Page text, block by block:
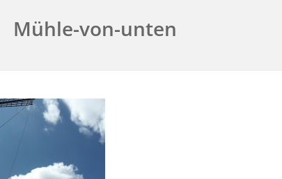
Mühle-von-unten